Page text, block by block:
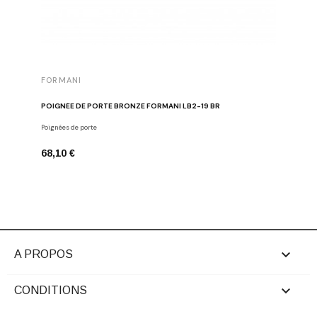
FORMANI
POIGNÉE DE PORTE BRONZE FORMANI LB2-19 BR
Poignées de porte
68,10 €
A PROPOS 
CONDITIONS 